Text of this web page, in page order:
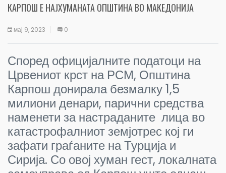
КАРПОШ Е НАЈХУМАНАТА ОПШТИНА ВО МАКЕДОНИЈА
мај 9, 2023 0
Според официјалните податоци на
Црвениот крст на РСМ, Општина
Карпош донирала безмалку 1,5
милиони денари, парични средства
наменети за настраданите лица во
катастрофалниот земјотрес кој ги
зафати граѓаните на Турција и
Сирија. Со овој хуман гест, локалната